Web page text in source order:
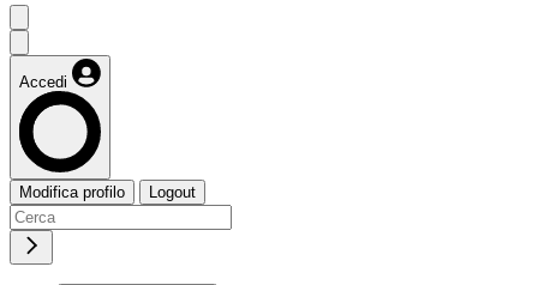
Accedi
Modifica profilo Logout